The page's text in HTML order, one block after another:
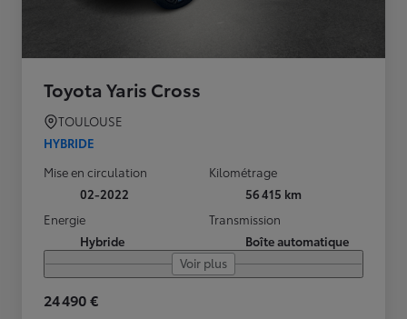
Toyota Yaris Cross
TOULOUSE
HYBRIDE
Mise en circulation
02-2022
Kilométrage
56 415 km
Energie
Hybride
Transmission
Boîte automatique
Voir plus
24 490 €